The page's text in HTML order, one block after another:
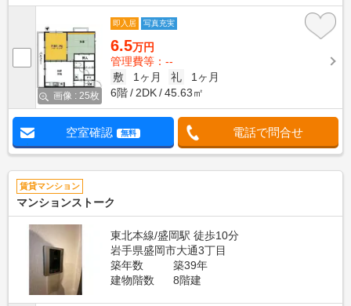
画像 : 25枚
即入居 写真充実
6.5万円
管理費等：--
敷
1ヶ月 礼
1ヶ月
6階
2DK 45.63㎡
空室確認 無料 電話で問合せ
賃貸マンション
マンションストーク
東北本線/盛岡駅 徒歩10分
岩手県盛岡市大通3丁目
築年数
築39年
建物階数
8階建